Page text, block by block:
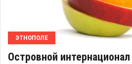
ЭТНОПОЛЕ
Островной интернационал